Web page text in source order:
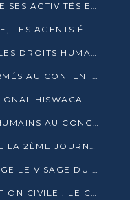
LA SOPRIM DRESSE LE BILAN DE SES ACTIVITÉS ET FIXE DE NOUVELLES PRIORITÉS
DGMRFE : 16 MOIS SANS SALAIRE, LES AGENTS ÉTOUFFENT DANS LE SILENCE
LE SLAM ÉLÈVE LA VOIX POUR LES DROITS HUMAINS À BRAZZAVILLE
JUSTICE : DES MAGISTRATS FORMÉS AU CONTENTIEUX DE LA PROPRIÉTÉ INTELLECTUELLE
STATISTIQUES : LE PROJET RÉGIONAL HISWACA OFFICIELLEMENT LANCÉ AU CONGO
4182 VIOLATIONS DES DROITS HUMAINS AU CONGO EN 2025 SELON LE CAD
PNLS : BRAZZAVILLE ACCUEILLE LA 2ÈME JOURNÉE SCIENTIFIQUE SUR LE VIH/SIDA
PESTY KANGA, L’OPV QUI CHANGE LE VISAGE DU REPORTAGE AU CONGO
JOURNÉE MONDIALE DE L’AVIATION CIVILE : LE CONGO MISE SUR L’INNOVATION ET LA SÉCURITÉ